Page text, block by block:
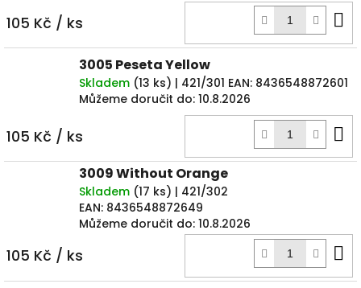
105 Kč / ks
3005 Peseta Yellow
Skladem (13 ks) | 421/301 EAN: 8436548872601
Můžeme doručit do: 10.8.2026
105 Kč / ks
3009 Without Orange
Skladem (17 ks) | 421/302
EAN: 8436548872649
Můžeme doručit do: 10.8.2026
105 Kč / ks